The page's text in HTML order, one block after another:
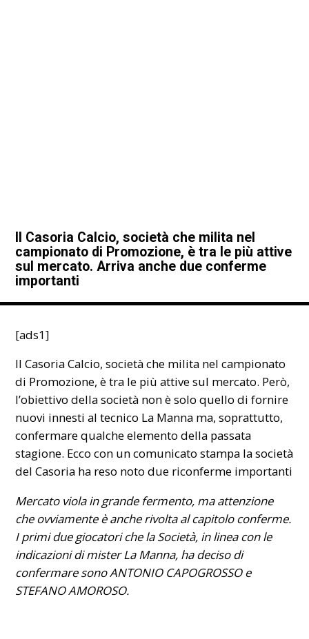
Il Casoria Calcio, società che milita nel
campionato di Promozione, è tra le più attive
sul mercato. Arriva anche due conferme
importanti
[ads1]
Il Casoria Calcio, società che milita nel campionato
di Promozione, è tra le più attive sul mercato. Però,
l’obiettivo della società non è solo quello di fornire
nuovi innesti al tecnico La Manna ma, soprattutto,
confermare qualche elemento della passata
stagione. Ecco con un comunicato stampa la società
del Casoria ha reso noto due riconferme importanti
Mercato viola in grande fermento, ma attenzione
che ovviamente è anche rivolta al capitolo conferme.
I primi due giocatori che la Società, in linea con le
indicazioni di mister La Manna, ha deciso di
confermare sono ANTONIO CAPOGROSSO e
STEFANO AMOROSO.